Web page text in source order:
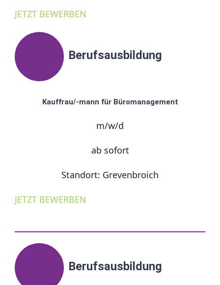
JETZT BEWERBEN
Berufsausbildung
Kauffrau/-mann für Büromanagement
m/w/d
ab sofort
Standort: Grevenbroich
JETZT BEWERBEN
Berufsausbildung